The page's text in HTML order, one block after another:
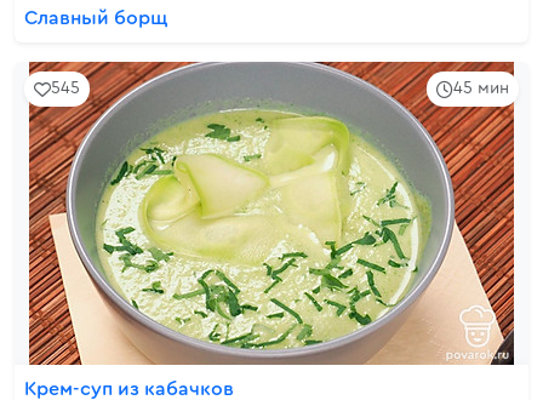
Славный борщ
45 мин
545
Крем-суп из кабачков